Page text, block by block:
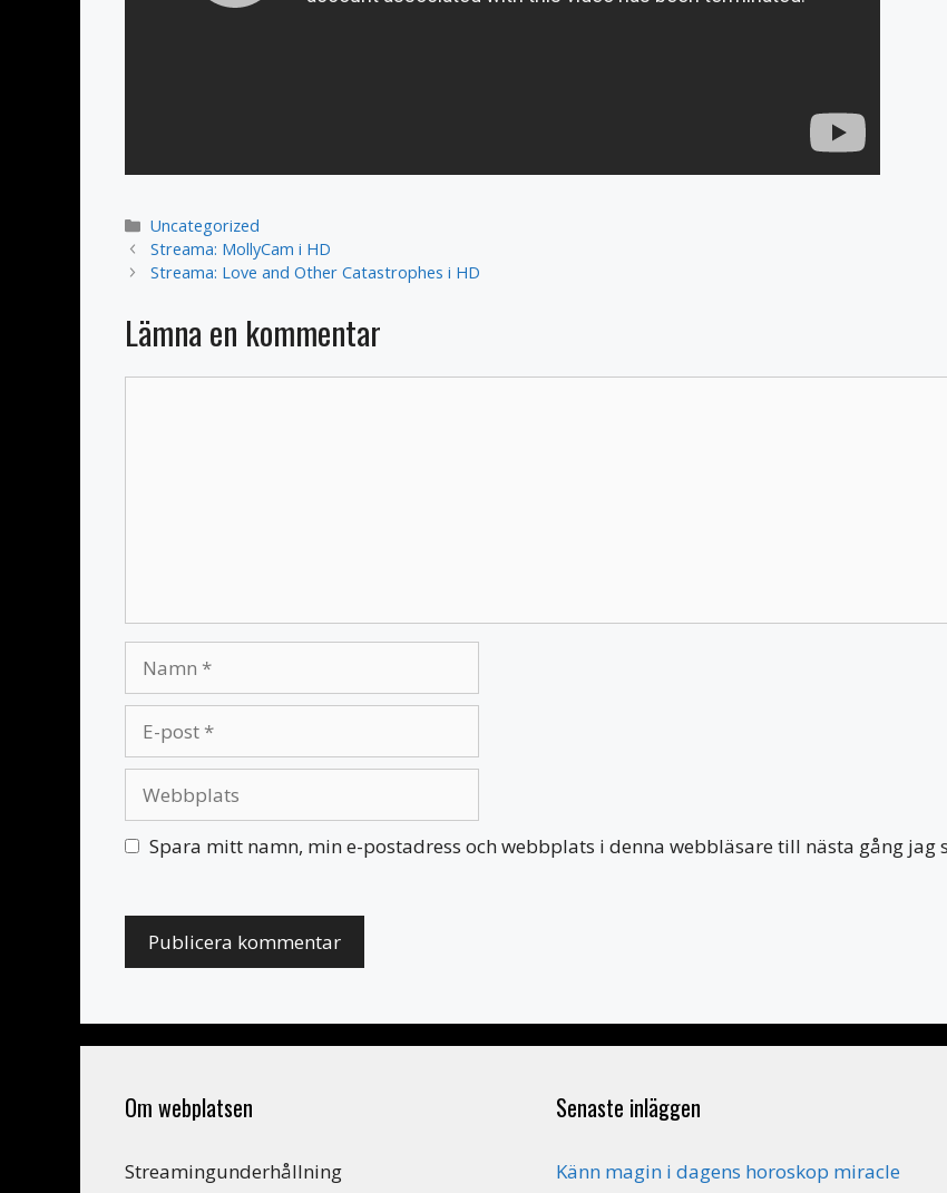
Kategorier
Uncategorized
Streama: MollyCam i HD
Streama: Love and Other Catastrophes i HD
Lämna en kommentar
post
Spara mitt namn, min e-postadress och webbplats i denna webbläsare till nästa gång jag
Om webplatsen
Streamingunderhållning
Senaste inläggen
Känn magin i dagens horoskop miracle